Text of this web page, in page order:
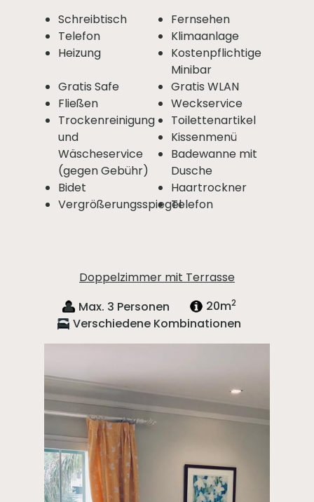
Schreibtisch
Fernsehen
Telefon
Klimaanlage
Heizung
Kostenpflichtige
Minibar
Gratis Safe
Gratis WLAN
Fließen
Weckservice
Trockenreinigung
und
Wäscheservice
(gegen Gebühr)
Toilettenartikel
Kissenmenü
Badewanne mit
Dusche
Bidet
Haartrockner
VergrößerungsspiegelTelefon
Doppelzimmer mit Terrasse
Max. 3 Personen
20m2
Verschiedene Kombinationen